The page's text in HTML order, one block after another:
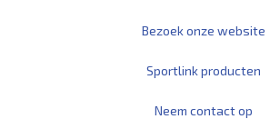
Bezoek onze website
Sportlink producten
Neem contact op